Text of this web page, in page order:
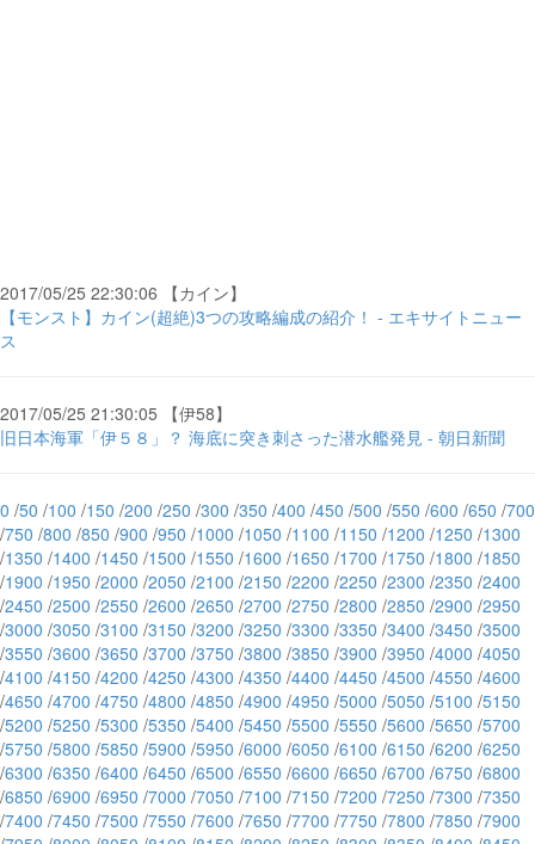
2017/05/25 22:30:06 【カイン】
【モンスト】カイン(超絶)3つの攻略編成の紹介！ - エキサイトニュー
ス
2017/05/25 21:30:05 【伊58】
旧日本海軍「伊５８」？ 海底に突き刺さった潜水艦発見 - 朝日新聞
0 /50 /100 /150 /200 /250 /300 /350 /400 /450 /500 /550 /600 /650 /700
/750 /800 /850 /900 /950 /1000 /1050 /1100 /1150 /1200 /1250 /1300
/1350 /1400 /1450 /1500 /1550 /1600 /1650 /1700 /1750 /1800 /1850
/1900 /1950 /2000 /2050 /2100 /2150 /2200 /2250 /2300 /2350 /2400
/2450 /2500 /2550 /2600 /2650 /2700 /2750 /2800 /2850 /2900 /2950
/3000 /3050 /3100 /3150 /3200 /3250 /3300 /3350 /3400 /3450 /3500
/3550 /3600 /3650 /3700 /3750 /3800 /3850 /3900 /3950 /4000 /4050
/4100 /4150 /4200 /4250 /4300 /4350 /4400 /4450 /4500 /4550 /4600
/4650 /4700 /4750 /4800 /4850 /4900 /4950 /5000 /5050 /5100 /5150
/5200 /5250 /5300 /5350 /5400 /5450 /5500 /5550 /5600 /5650 /5700
/5750 /5800 /5850 /5900 /5950 /6000 /6050 /6100 /6150 /6200 /6250
/6300 /6350 /6400 /6450 /6500 /6550 /6600 /6650 /6700 /6750 /6800
/6850 /6900 /6950 /7000 /7050 /7100 /7150 /7200 /7250 /7300 /7350
/7400 /7450 /7500 /7550 /7600 /7650 /7700 /7750 /7800 /7850 /7900